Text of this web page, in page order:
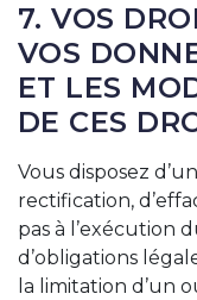
7. VOS
VOS
ET LES
DE CES
Vous disposez
rectification,
pas à l’exécution
d’obligations
la limitation d’un